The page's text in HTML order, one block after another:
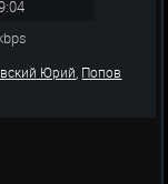
Юрий, Попов